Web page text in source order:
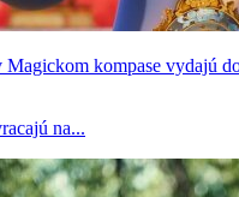
Magickom kompase vydajú
na...